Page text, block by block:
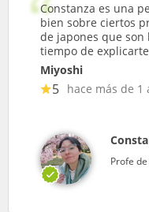
Constanza es una
bien sobre ciertos
de japones que son
tiempo de
Miyoshi
5 hace más de 1
Profe de